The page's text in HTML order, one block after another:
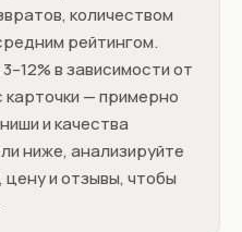
количеством
рейтингом.
в зависимости от
карточки — примерно
и качества
ниже, анализируйте
цену и отзывы, чтобы